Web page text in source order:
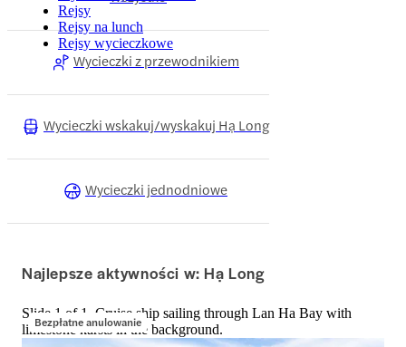
Rejsy
Rejsy na lunch
Rejsy wycieczkowe
Wycieczki z przewodnikiem
Wycieczki wskakuj/wyskakuj Hạ Long
Wycieczki jednodniowe
Najlepsze aktywności w: Hạ Long
Bezpłatne anulowanie
Slide 1 of 1, Cruise ship sailing through Lan Ha Bay with
limestone karsts in the background.